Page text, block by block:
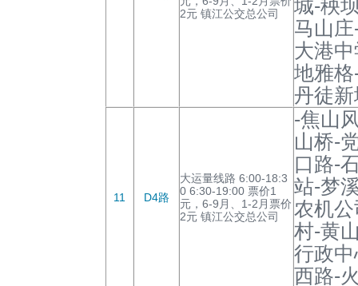
2元 镇江公交总公司
城-秧
马山
大港
地雅
丹徒
11 D4路
大运量线路 6:00-18:3
0 6:30-19:00 票价1
元，6-9月、1-2月票价
2元 镇江公交总公司
-焦山
山桥-
口路-
站-梦
农机
村-黄
行政
西路-